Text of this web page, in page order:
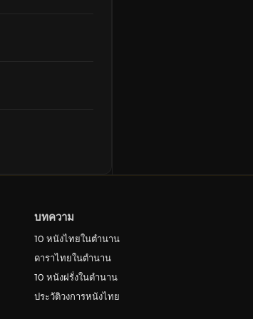
บทความ
10 หนังไทยในตำนาน
ดาราไทยในตำนาน
10 หนังฝรั่งในตำนาน
ประวัติวงการหนังไทย